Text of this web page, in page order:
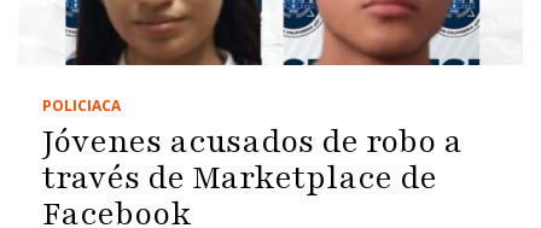
POLICIACA
Jóvenes acusados de robo a
través de Marketplace de
Facebook